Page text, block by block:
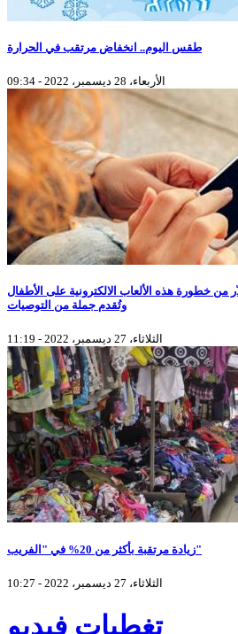
طقس اليوم.. انخفاض مرتقب في الحرارة
الأربعاء، 28 ديسمبر، 2022 - 09:34
من خطورة هذه الألعاب الالكترونية على الأطفال
وتُقدم جملة من التوصيات
الثلاثاء، 27 ديسمبر، 2022 - 11:19
زيادة مرتقبة بأكثر من 20% في "الفريب"
الثلاثاء، 27 ديسمبر، 2022 - 10:27
تغطيات فيديو